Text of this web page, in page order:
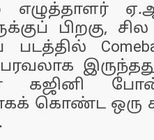
எழுத்தாளர்
பிறகு,
பரவலாக
கஜினி
கொண்ட ஒரு